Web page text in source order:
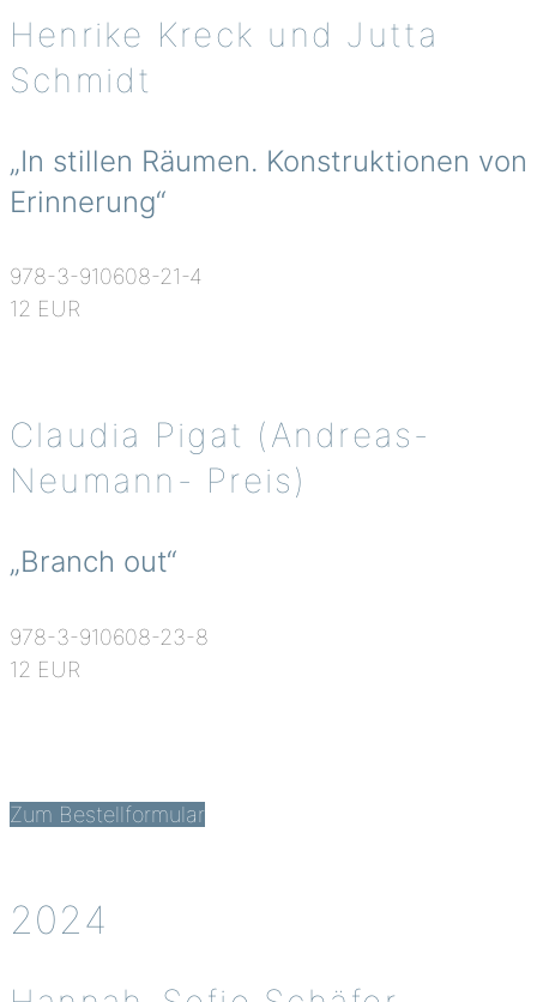
Henrike Kreck und Jutta
Schmidt
„In stillen Räumen. Konstruktionen von
Erinnerung“
978-3-910608-21-4
12 EUR
Claudia Pigat (Andreas-
Neumann- Preis)
„Branch out“
978-3-910608-23-8
12 EUR
Zum Bestellformular
2024